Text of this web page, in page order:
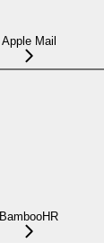
Apple Mail
BambooHR